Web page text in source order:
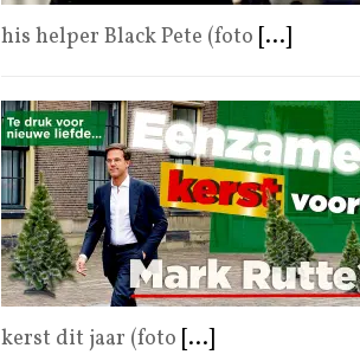
his helper Black Pete (foto [...]
kerst dit jaar (foto [...]